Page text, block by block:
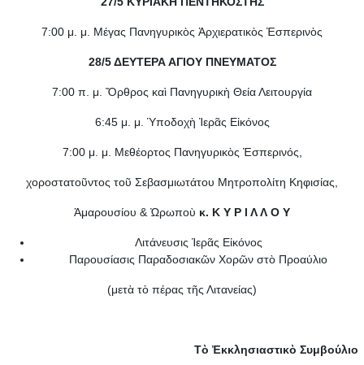
7:00 μ. μ. Μέγας Πανηγυρικὸς Ἀρχιερατικὸς Ἑσπερινὸς
28/5 ΔΕΥΤΕΡΑ ΑΓΙΟΥ ΠΝΕΥΜΑΤΟΣ
7:00 π. μ. Ὄρθρος καὶ Πανηγυρικὴ Θεία Λειτουργία
6:45 μ. μ. Ὑποδοχὴ Ἱερᾶς Εἰκόνος
7:00 μ. μ. Μεθέορτος Πανηγυρικὸς Ἑσπερινός,
χοροστατοῦντος τοῦ Σεβασμιωτάτου Μητροπολίτη Κηφισίας,
Ἁμαρουσίου & Ὠρωποὺ κ. Κ Υ Ρ Ι Λ Λ Ο Υ
Λιτάνευσις Ἱερᾶς Εἰκόνος
Παρουσίασις Παραδοσιακῶν Χορῶν στὸ Προαύλιο
(μετὰ τὸ πέρας τῆς Λιτανείας)
Τὸ Ἐκκλησιαστικὸ Συμβούλιο